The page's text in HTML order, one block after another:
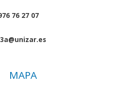
76 27 07
MAPA